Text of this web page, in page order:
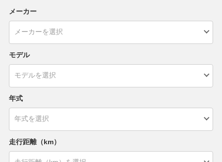
メーカー
モデル
年式
走行距離（km）